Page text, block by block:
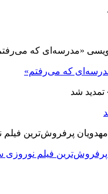
که می‌رفتم»
فیلم نوروزی